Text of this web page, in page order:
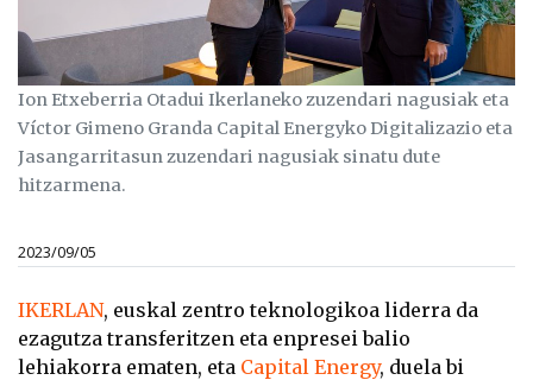
Ion Etxeberria Otadui Ikerlaneko zuzendari nagusiak eta
Víctor Gimeno Granda Capital Energyko Digitalizazio eta
Jasangarritasun zuzendari nagusiak sinatu dute
hitzarmena.
2023/09/05
IKERLAN, euskal zentro teknologikoa liderra da
ezagutza transferitzen eta enpresei balio
lehiakorra ematen, eta Capital Energy, duela bi